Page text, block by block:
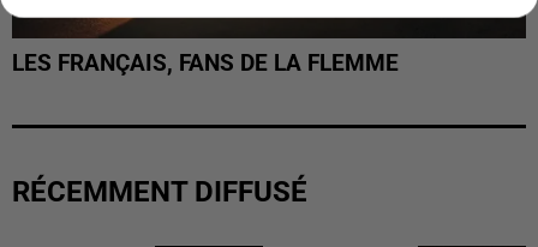
LES FRANÇAIS, FANS DE LA FLEMME
RÉCEMMENT DIFFUSÉ